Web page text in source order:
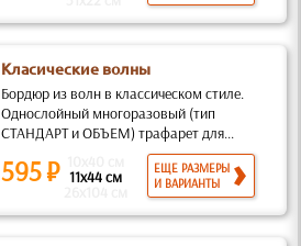
Класические волны
Бордюр из волн в классическом стиле.
Однослойный многоразовый (тип
СТАНДАРТ и ОБЪЕМ) трафарет для...
595 ₽ 11x44 см
ЕЩЕ РАЗМЕРЫ
И ВАРИАНТЫ